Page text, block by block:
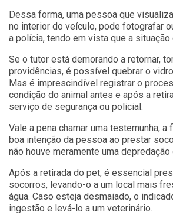
Dessa forma, uma pessoa que
no interior do veículo, pode fotografar
a polícia, tendo em vista que a situação
Se o tutor está demorando a retornar,
providências, é possível quebrar o
Mas é imprescindível registrar o
condição do animal antes e após a
serviço de segurança ou policial.
Vale a pena chamar uma testemunha, a
boa intenção da pessoa ao prestar
não houve meramente uma depredação
Após a retirada do pet, é essencial
socorros, levando-o a um local mais
água. Caso esteja desmaiado, o
ingestão e levá-lo a um veterinário.